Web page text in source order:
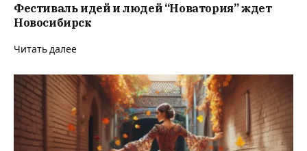
Фестиваль идей и людей “Новатория” ждет
Новосибирск
Читать далее